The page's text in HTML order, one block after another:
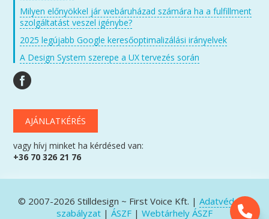
Milyen előnyökkel jár webáruházad számára ha a fulfillment
szolgáltatást veszel igénybe?
2025 legújabb Google keresőoptimalizálási irányelvek
A Design System szerepe a UX tervezés során
AJÁNLATKÉRÉS
vagy hívj minket ha kérdésed van:
+36 70 326 21 76
© 2007-2026 Stilldesign ~ First Voice Kft. | Adatvédelmi
szabályzat | ÁSZF | Webtárhely ÁSZF